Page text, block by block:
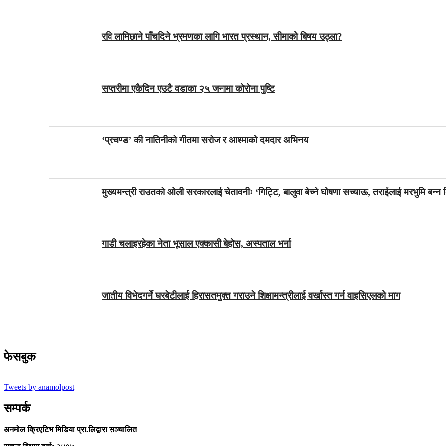
रवि लामिछाने पाँचदिने भ्रमणका लागि भारत प्रस्थान, सीमाको बिषय उठ्ला?
सप्तरीमा एकैदिन एउटै वडाका २५ जनामा कोरोना पुष्टि
‘प्रचण्ड’ की नातिनीको गीतमा सरोज र आश्माको दमदार अभिनय
मुख्यमन्त्री राउतको ओली सरकारलाई चेतावनीः ‘गिट्टि, बालुवा बेच्ने घोषणा सच्याऊ, तराईलाई मरभुमि बन्न
गाडी चलाइरहेका नेता भूसाल एक्कासी बेहोस, अस्पताल भर्ना
जातीय विभेदगर्ने घरबेटीलाई हिरासतमुक्त गराउने शिक्षामन्त्रीलाई वर्खास्त गर्न वाइसिएलको माग
फेसबुक
Tweets by anamolpost
सम्पर्क
अनमोल क्रिएटिभ मिडिया प्रा.लिद्वारा सञ्चालित